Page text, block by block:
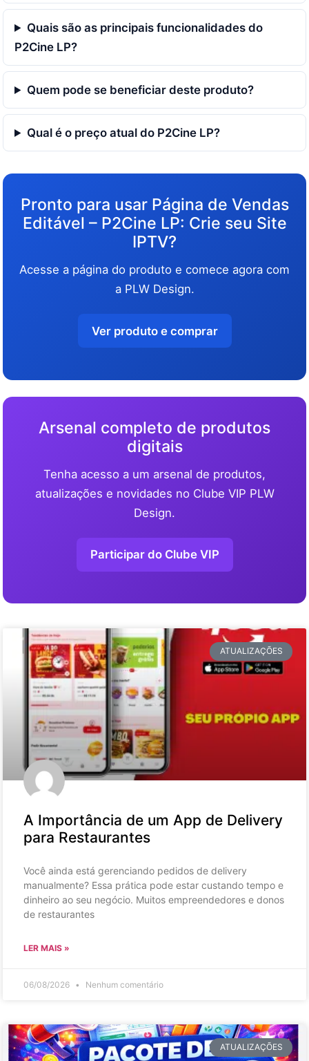
Quais são as principais funcionalidades do
P2Cine LP?
Quem pode se beneficiar deste produto?
Qual é o preço atual do P2Cine LP?
Pronto para usar Página de Vendas
Editável – P2Cine LP: Crie seu Site
IPTV?
Acesse a página do produto e comece agora com
a PLW Design.
Ver produto e comprar
Arsenal completo de produtos
digitais
Tenha acesso a um arsenal de produtos,
atualizações e novidades no Clube VIP PLW
Design.
Participar do Clube VIP
ATUALIZAÇÕES
A Importância de um App de Delivery
para Restaurantes
Você ainda está gerenciando pedidos de delivery
manualmente? Essa prática pode estar custando tempo e
dinheiro ao seu negócio. Muitos empreendedores e donos
de restaurantes
LER MAIS »
06/08/2026 Nenhum comentário
ATUALIZAÇÕES